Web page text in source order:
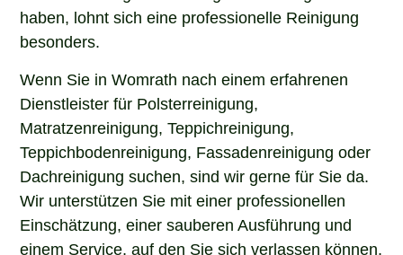
haben, lohnt sich eine professionelle Reinigung
besonders.
Wenn Sie in Womrath nach einem erfahrenen
Dienstleister für Polsterreinigung,
Matratzenreinigung, Teppichreinigung,
Teppichbodenreinigung, Fassadenreinigung oder
Dachreinigung suchen, sind wir gerne für Sie da.
Wir unterstützen Sie mit einer professionellen
Einschätzung, einer sauberen Ausführung und
einem Service, auf den Sie sich verlassen können.